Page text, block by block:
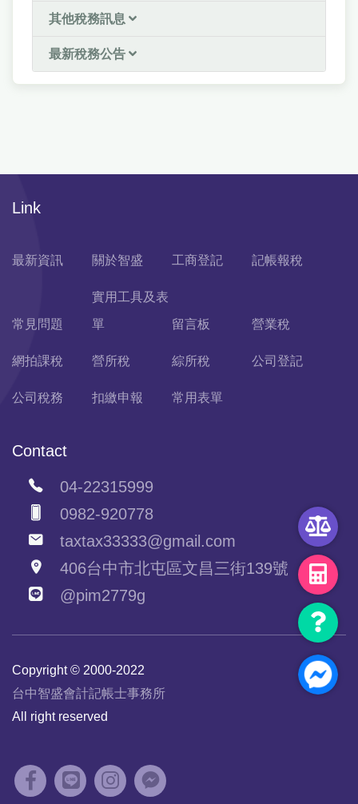
其他稅務訊息
最新稅務公告
Link
最新資訊 關於智盛 工商登記 記帳報稅
常見問題
實用工具及表
單
留言板 營業稅
網拍課稅 營所稅 綜所稅 公司登記
公司稅務 扣繳申報 常用表單
Contact
04-22315999
0982-920778
taxtax33333@gmail.com
406台中市北屯區文昌三街139號
@pim2779g
Copyright © 2000-2022
台中智盛會計記帳士事務所
All right reserved